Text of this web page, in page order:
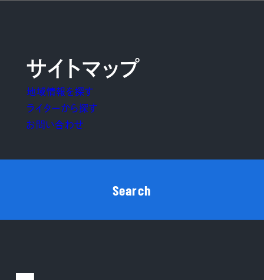
サイトマップ
地域情報を探す
ライターから探す
お問い合わせ
Search